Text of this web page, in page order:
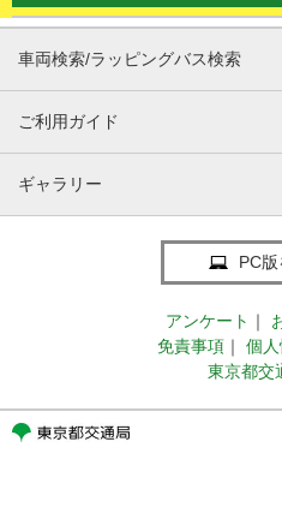
車両検索/ラッピングバス検索
ご利用ガイド
ギャラリー
PC版
アンケート ｜
免責事項 ｜
個
東京都交